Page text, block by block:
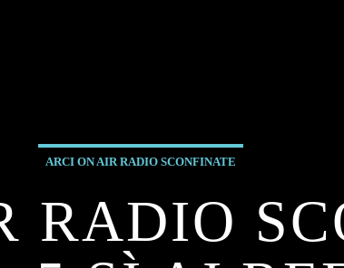
ARCI ON AIR RADIO SCONFINATE
RADIO